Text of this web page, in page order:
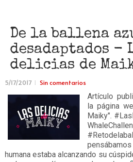
De la ballena
desadaptados -
delicias de
5/17/2017 Sin comentarios
Artículo
la página
Maiky".
humana estaba alcanzando su